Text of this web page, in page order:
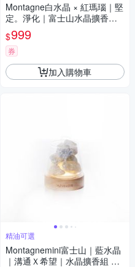
Montagne白水晶 × 紅瑪瑙｜堅
定。淨化｜富士山水晶擴香組
精油可選
$999
券
加入購物車
精油可選
Montagnemini富士山｜藍水晶
｜溝通Ｘ希望｜水晶擴香組 精